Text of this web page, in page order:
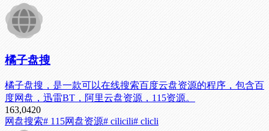
橘子盘搜
橘子盘搜，是一款可以在线搜索百度云盘资源的程序，包含百
度网盘，迅雷BT，阿里云盘资源，115资源。
163,0420
网盘搜索# 115网盘资源# cilicili# clicli